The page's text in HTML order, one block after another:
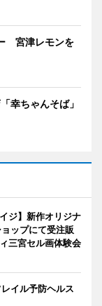
宮津レモンを
幸ちゃんそば」
ジ】新作オリジナ
ップにて受注販
三宮セル画体験会
イル予防ヘルス